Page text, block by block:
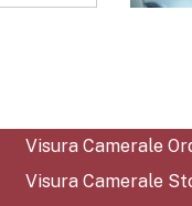
Visura Camerale
Visura Camerale